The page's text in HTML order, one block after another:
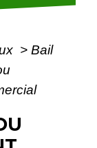
> Bail